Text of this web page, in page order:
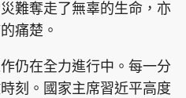
頭條 星島日報
難奪走了無辜的生命，亦
痛楚。
仍在全力進行中。每一分
刻。國家主席習近平高度